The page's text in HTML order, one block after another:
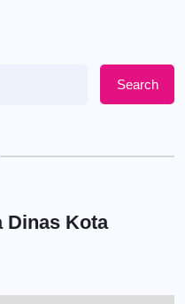
Search
Dinas Kota